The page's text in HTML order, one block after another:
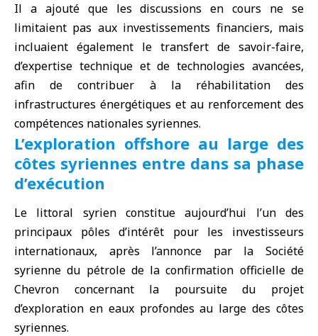
Il a ajouté que les discussions en cours ne se
limitaient pas aux investissements financiers, mais
incluaient également le transfert de savoir-faire,
d’expertise technique et de technologies avancées,
afin de contribuer à la réhabilitation des
infrastructures énergétiques et au renforcement des
compétences nationales syriennes.
L’exploration offshore au large des
côtes syriennes entre dans sa phase
d’exécution
Le littoral syrien constitue aujourd’hui l’un des
principaux pôles d’intérêt pour les investisseurs
internationaux, après l’annonce par la Société
syrienne du pétrole de la confirmation officielle de
Chevron concernant la poursuite du projet
d’exploration en eaux profondes au large des côtes
syriennes.